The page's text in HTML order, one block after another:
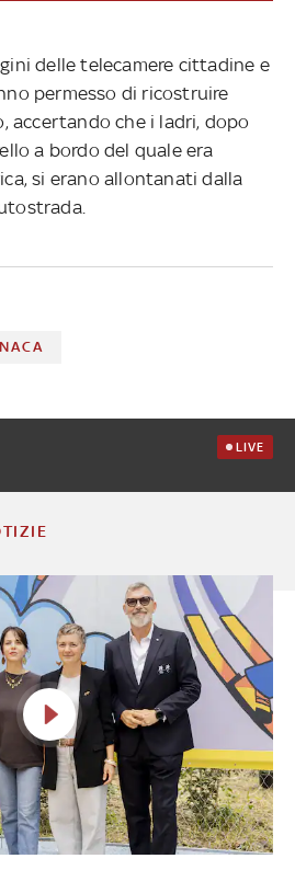
delle telecamere cittadine e
permesso di ricostruire
che i ladri, dopo
a bordo del quale era
si erano allontanati dalla
LIVE